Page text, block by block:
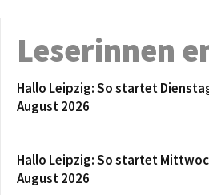
Leserinnen
Hallo Leipzig: So startet
August 2026
Hallo Leipzig: So startet
August 2026